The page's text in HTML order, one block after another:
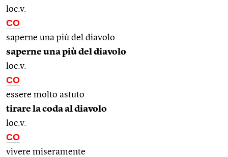
loc.v.
CO
saperne una più del diavolo
saperne una più del diavolo
loc.v.
CO
essere molto astuto
tirare la coda al diavolo
loc.v.
CO
vivere miseramente